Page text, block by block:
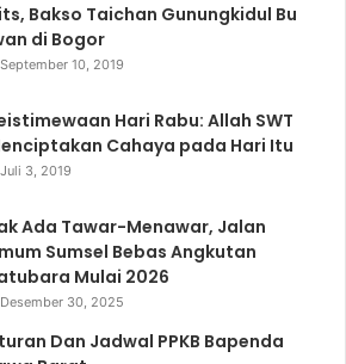
Bakso Taichan Gunungkidul Bu
di Bogor
September 10, 2019
Hari Rabu: Allah SWT
Cahaya pada Hari Itu
Juli 3, 2019
Ada Tawar-Menawar, Jalan
Sumsel Bebas Angkutan
Mulai 2026
Desember 30, 2025
Dan Jadwal PPKB Bapenda